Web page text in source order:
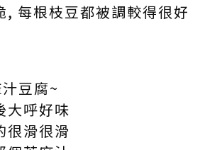
, 每根枝豆都被調較得很好
豆腐~
大呼好味
很滑很滑